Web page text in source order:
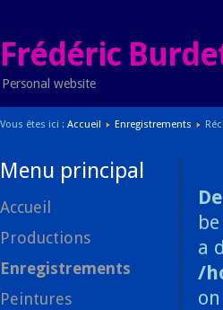
Frédéric
Personal website
Vous êtes ici : Accueil Enregistrements
Menu principal
Accueil
Productions
Enregistrements
Peintures
a
/